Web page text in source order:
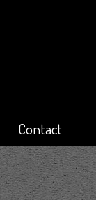
Contact